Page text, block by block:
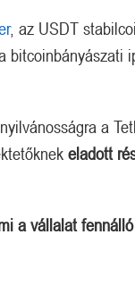
, az USDT
a
a
eladott
a vállalat